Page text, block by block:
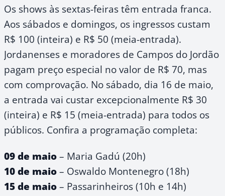
Os shows às sextas-feiras têm entrada franca.
Aos sábados e domingos, os ingressos custam
R$ 100 (inteira) e R$ 50 (meia-entrada).
Jordanenses e moradores de Campos do Jordão
pagam preço especial no valor de R$ 70, mas
com comprovação. No sábado, dia 16 de maio,
a entrada vai custar excepcionalmente R$ 30
(inteira) e R$ 15 (meia-entrada) para todos os
públicos. Confira a programação completa:
09 de maio– Maria Gadú (20h)
10 de maio– Oswaldo Montenegro (18h)
15 de maio– Passarinheiros (10h e 14h)